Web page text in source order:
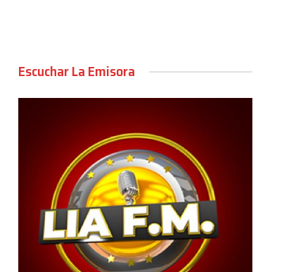
Escuchar La Emisora